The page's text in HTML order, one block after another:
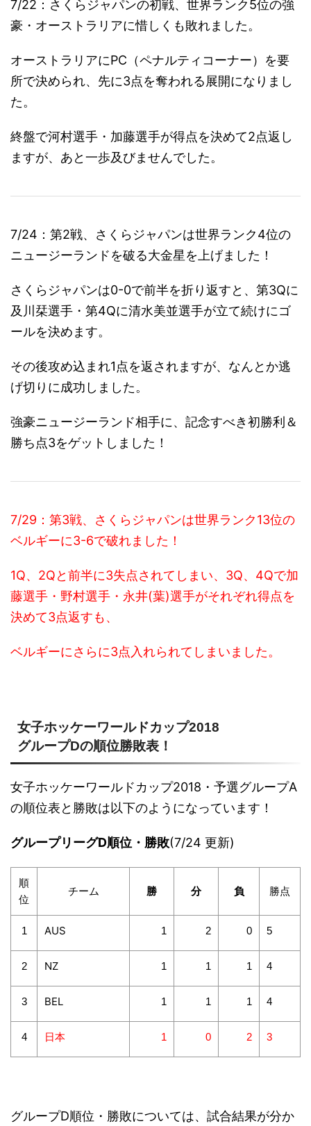
7/22：さくらジャパンの初戦、世界ランク5位の強
豪・オーストラリアに惜しくも敗れました。
オーストラリアにPC（ペナルティコーナー）を要
所で決められ、先に3点を奪われる展開になりまし
た。
終盤で河村選手・加藤選手が得点を決めて2点返し
ますが、あと一歩及びませんでした。
7/24：第2戦、さくらジャパンは世界ランク4位の
ニュージーランドを破る大金星を上げました！
さくらジャパンは0-0で前半を折り返すと、第3Qに
及川栞選手・第4Qに清水美並選手が立て続けにゴ
ールを決めます。
その後攻め込まれ1点を返されますが、なんとか逃
げ切りに成功しました。
強豪ニュージーランド相手に、記念すべき初勝利＆
勝ち点3をゲットしました！
7/29：第3戦、さくらジャパンは世界ランク13位の
ベルギーに3-6で破れました！
1Q、2Qと前半に3失点されてしまい、3Q、4Qで加
藤選手・野村選手・永井(葉)選手がそれぞれ得点を
決めて3点返すも、
ベルギーにさらに3点入れられてしまいました。
女子ホッケーワールドカップ2018
グループDの順位勝敗表！
女子ホッケーワールドカップ2018・予選グループA
の順位表と勝敗は以下のようになっています！
グループリーグD順位・勝敗(7/24 更新)
順
位
チーム 勝 分 負 勝点
1 AUS 1 2 0 5
2 NZ 1 1 1 4
3 BEL 1 1 1 4
4 日本 1 0 2 3
グループD順位・勝敗については、試合結果が分か